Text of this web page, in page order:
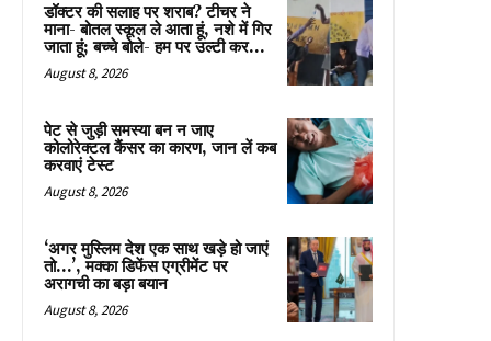
डॉक्टर की सलाह पर शराब? टीचर ने
माना- बोतल स्कूल ले आता हूं, नशे में गिर
जाता हूं; बच्चे बोले- हम पर उल्टी कर...
August 8, 2026
पेट से जुड़ी समस्या बन न जाए
कोलोरेक्टल कैंसर का कारण, जान लें कब
करवाएं टेस्ट
August 8, 2026
‘अगर मुस्लिम देश एक साथ खड़े हो जाएं
तो…’, मक्का डिफेंस एग्रीमेंट पर
अरागची का बड़ा बयान
August 8, 2026